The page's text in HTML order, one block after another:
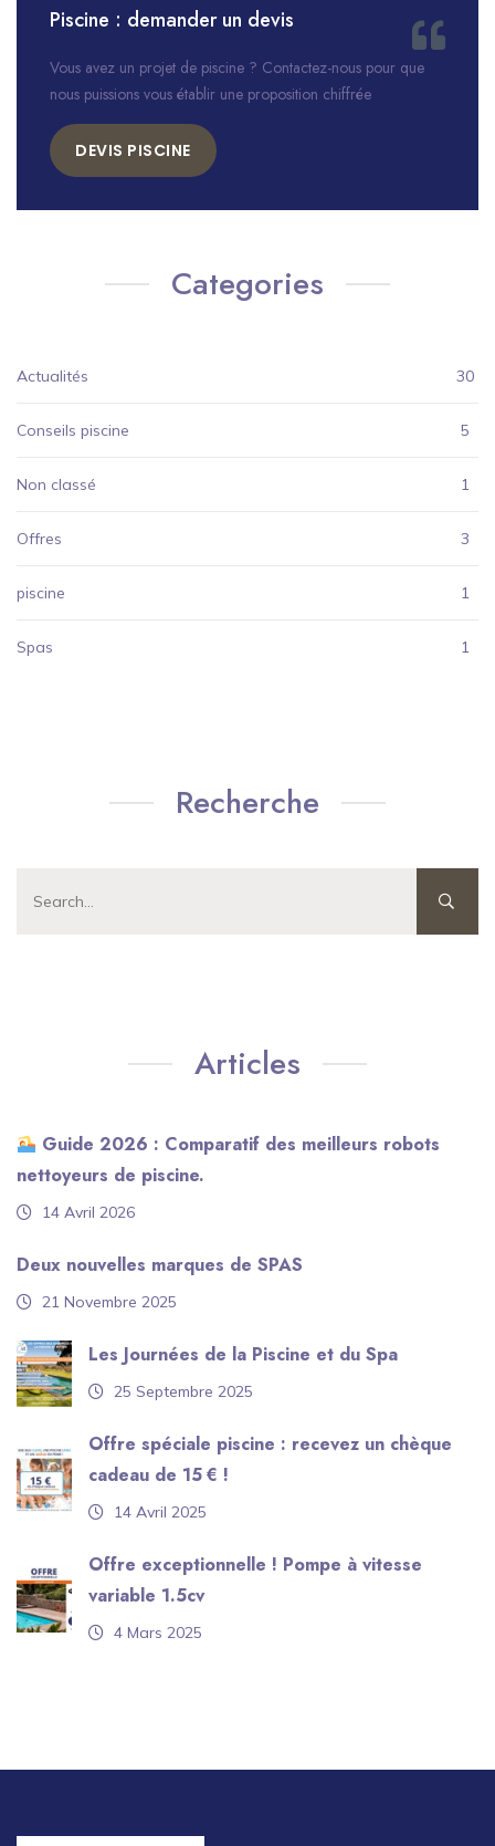
Piscine : demander un devis
Vous avez un projet de piscine ? Contactez-nous pour que
nous puissions vous établir une proposition chiffrée
DEVIS PISCINE
Categories
Actualités 30
Conseils piscine 5
Non classé 1
Offres 3
piscine 1
Spas 1
Recherche
Articles
Guide 2026 : Comparatif des meilleurs robots
nettoyeurs de piscine.
14 Avril 2026
Deux nouvelles marques de SPAS
21 Novembre 2025
Les Journées de la Piscine et du Spa
25 Septembre 2025
Offre spéciale piscine : recevez un chèque
cadeau de 15 € !
14 Avril 2025
Offre exceptionnelle ! Pompe à vitesse
variable 1.5cv
4 Mars 2025